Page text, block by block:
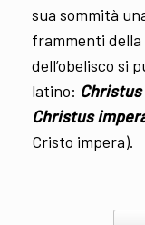
sua sommità
frammenti della
dell’obelisco si
latino:
Christus
Cristo impera).